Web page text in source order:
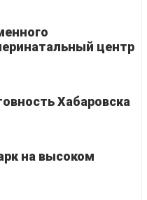
центр
Хабаровска
на высоком